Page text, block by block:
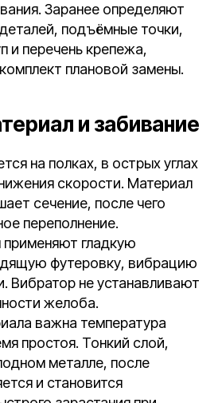
Заранее определяют
подъёмные точки,
и перечень крепежа,
плановой замены.
и забивание
на полках, в острых углах
скорости. Материал
сечение, после чего
переполнение.
применяют гладкую
футеровку, вибрацию
Вибратор не устанавливают
желоба.
важна температура
простоя. Тонкий слой,
металле, после
и становится